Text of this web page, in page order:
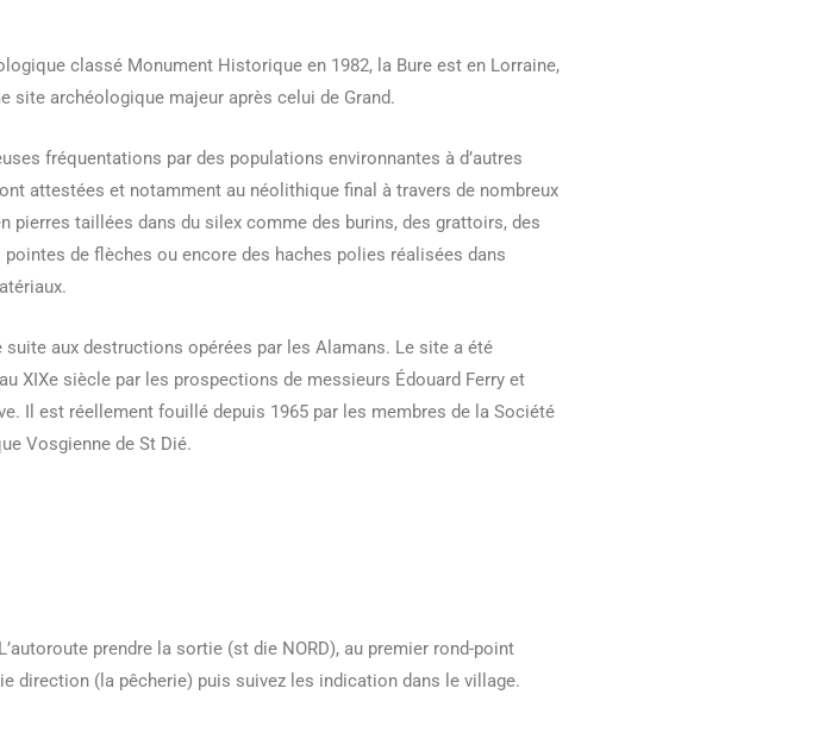
classé Monument Historique en 1982, la Bure est en Lorraine,
site archéologique majeur après celui de Grand.
fréquentations par des populations environnantes à d’autres
attestées et notamment au néolithique final à travers de nombreux
pierres taillées dans du silex comme des burins, des grattoirs, des
pointes de flèches ou encore des haches polies réalisées dans
suite aux destructions opérées par les Alamans. Le site a été
XIXe siècle par les prospections de messieurs Édouard Ferry et
Il est réellement fouillé depuis 1965 par les membres de la Société
Vosgienne de St Dié.
prendre la sortie (st die NORD), au premier rond-point
direction (la pêcherie) puis suivez les indication dans le village.